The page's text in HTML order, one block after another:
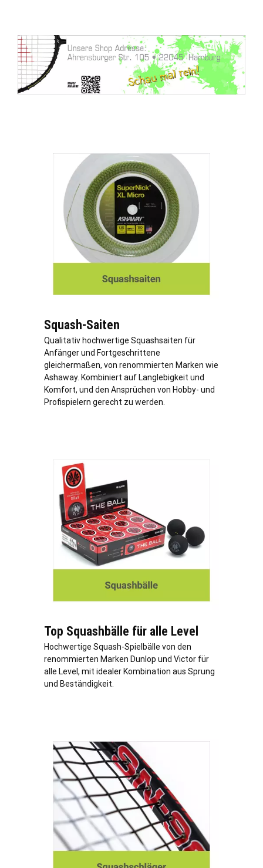
Squash-Saiten
Qualitativ hochwertige Squashsaiten für
Anfänger und Fortgeschrittene
gleichermaßen, von renommierten Marken wie
Ashaway. Kombiniert auf Langlebigkeit und
Komfort, und den Ansprüchen von Hobby- und
Profispielern gerecht zu werden.
Top Squashbälle für alle Level
Hochwertige Squash-Spielbälle von den
renommierten Marken Dunlop und Victor für
alle Level, mit idealer Kombination aus Sprung
und Beständigkeit.